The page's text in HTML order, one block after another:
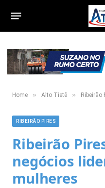
Home » Alto Tietê » Ribeirão
RIBEIRÃO PIRES
Ribeirão
negócios
mulheres